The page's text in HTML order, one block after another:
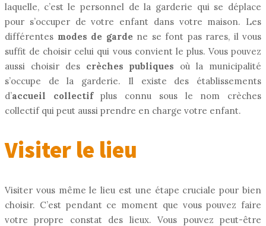
laquelle, c’est le personnel de la garderie qui se déplace
pour s’occuper de votre enfant dans votre maison. Les
différentes modes de gardene se font pas rares, il vous
suffit de choisir celui qui vous convient le plus. Vous pouvez
aussi choisir des crèches publiques où la municipalité
s’occupe de la garderie. Il existe des établissements
d’accueil collectifplus connu sous le nom crèches
collectif qui peut aussi prendre en charge votre enfant.
Visiter le lieu
Visiter vous même le lieu est une étape cruciale pour bien
choisir. C’est pendant ce moment que vous pouvez faire
votre propre constat des lieux. Vous pouvez peut-être